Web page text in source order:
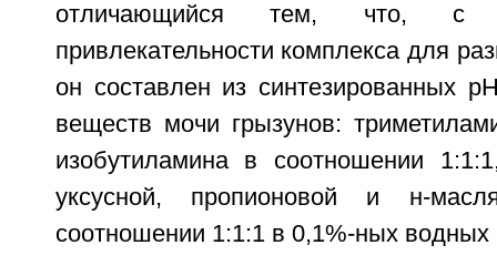
отличающийся тем, что, с
привлекательности комплекса для
он составлен из синтезированных
веществ мочи грызунов:
изобутиламина в соотношении
уксусной, пропионовой и н-
соотношении 1:1:1 в 0,1%-ных водных